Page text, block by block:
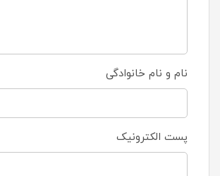
نام و نام خانوادگی
پست الکترونیک